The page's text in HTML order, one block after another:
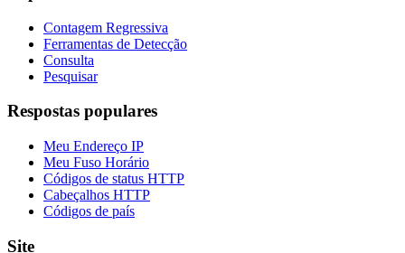
Contagem Regressiva
Ferramentas de Detecção
Consulta
Pesquisar
Respostas populares
Meu Endereço IP
Meu Fuso Horário
Códigos de status HTTP
Cabeçalhos HTTP
Códigos de país
Site